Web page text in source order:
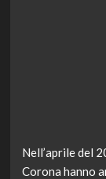
Nell’aprile del
Corona hanno